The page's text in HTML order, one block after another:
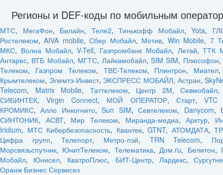
Регионы и DEF-коды по мобильным
МТС, МегаФон, Билайн, Теле2,Тинькофф Мобайл,Yota,
Ростелеком,AIVA mobile,Сбер Мобайл, Мотив, Win Mobile, 7
МКС, Волна Мобайл,V-Tell, Газпромбанк Мобайл, Летай,ТТК
Антарес, ВТБ Мобайл, МГТС, Лайкамобайл, SIM SIM, Плюсофон,
Телеком, Газпром Телеком, ТВЕ-Телеком, Плинтрон, Миател
Крымтелеком, Элемтэ-Инвест, ЭКСПРЕСС МОБАЙЛ, Астран,
Telecom, Matrix Mobile, Таттелеком, Центр 2М,Севмобайл
СИБИНТЕК,Virgin Connect, МОЙ ОПЕРАТОР, Старт, VTC
КРОМИКС,Алло Инкогнито,Sun SIM,Севтелеком, Danycom,
СИНТОНИК, АСВТ, Мир Телеком, Миранда-медиа,Арктур,
Iridium, МТС Кибербезопасность, Квантек, GTNT, АТОМДАТА,
Цифра групп,Телепорт, Метро-пэй, TRN Telecom,
Морсвязьспутник, ЮнитТелеком, Телематика,Дом.ru, Белитон,
Мобайл, Юнисел, КватроПлюс, БИТ-Центр, Лардекс,
Оранж Бизнес Сервисез